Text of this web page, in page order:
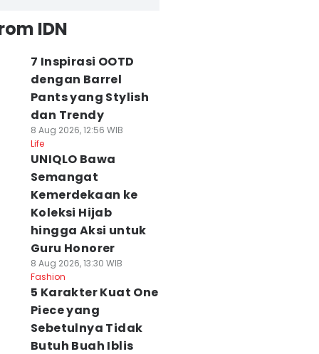
IDN
7 Inspirasi OOTD
dengan Barrel
Pants yang Stylish
dan Trendy
8 Aug 2026, 12:56 WIB
Life
UNIQLO Bawa
Semangat
Kemerdekaan ke
Koleksi Hijab
hingga Aksi untuk
Guru Honorer
8 Aug 2026, 13:30 WIB
Fashion
5 Karakter Kuat One
Piece yang
Sebetulnya Tidak
Butuh Buah Iblis